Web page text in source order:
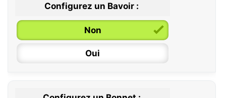
Configurez un Bavoir :
Non
Oui